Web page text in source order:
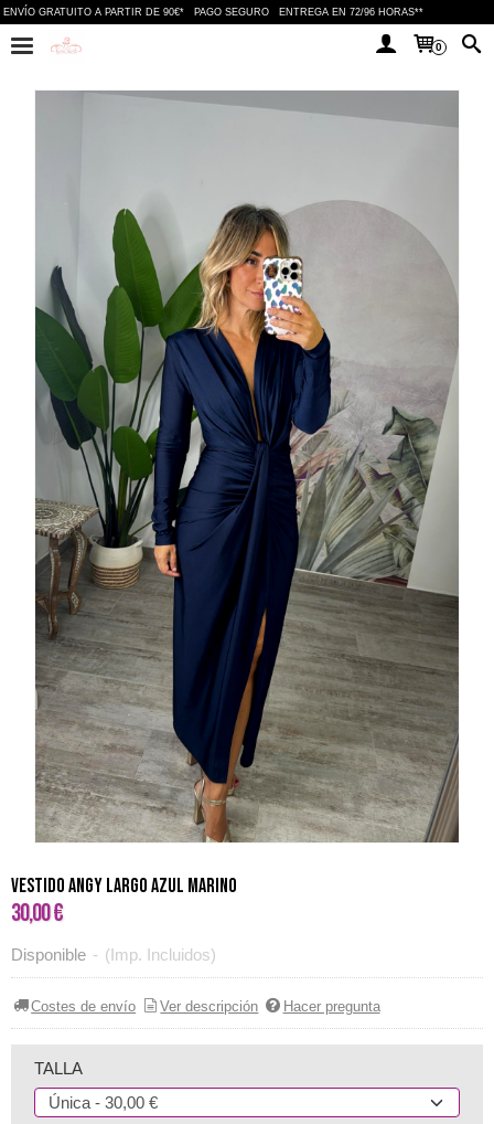
ENVÍO GRATUITO A PARTIR DE 90€* PAGO SEGURO ENTREGA EN 72/96 HORAS**
0
VESTIDO ANGY LARGO AZUL MARINO
30,00 €
Disponible - (Imp. Incluidos)
Costes de envío Ver descripción Hacer pregunta
TALLA